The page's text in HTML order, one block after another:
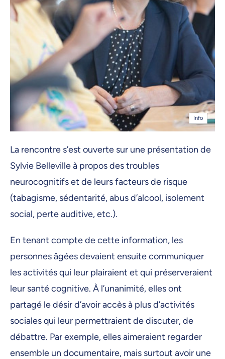
Info
La rencontre s’est ouverte sur une présentation de
Sylvie Belleville à propos des troubles
neurocognitifs et de leurs facteurs de risque
(tabagisme, sédentarité, abus d’alcool, isolement
social, perte auditive, etc.).
En tenant compte de cette information, les
personnes âgées devaient ensuite communiquer
les activités qui leur plairaient et qui préserveraient
leur santé cognitive. À l’unanimité, elles ont
partagé le désir d’avoir accès à plus d’activités
sociales qui leur permettraient de discuter, de
débattre. Par exemple, elles aimeraient regarder
ensemble un documentaire, mais surtout avoir une